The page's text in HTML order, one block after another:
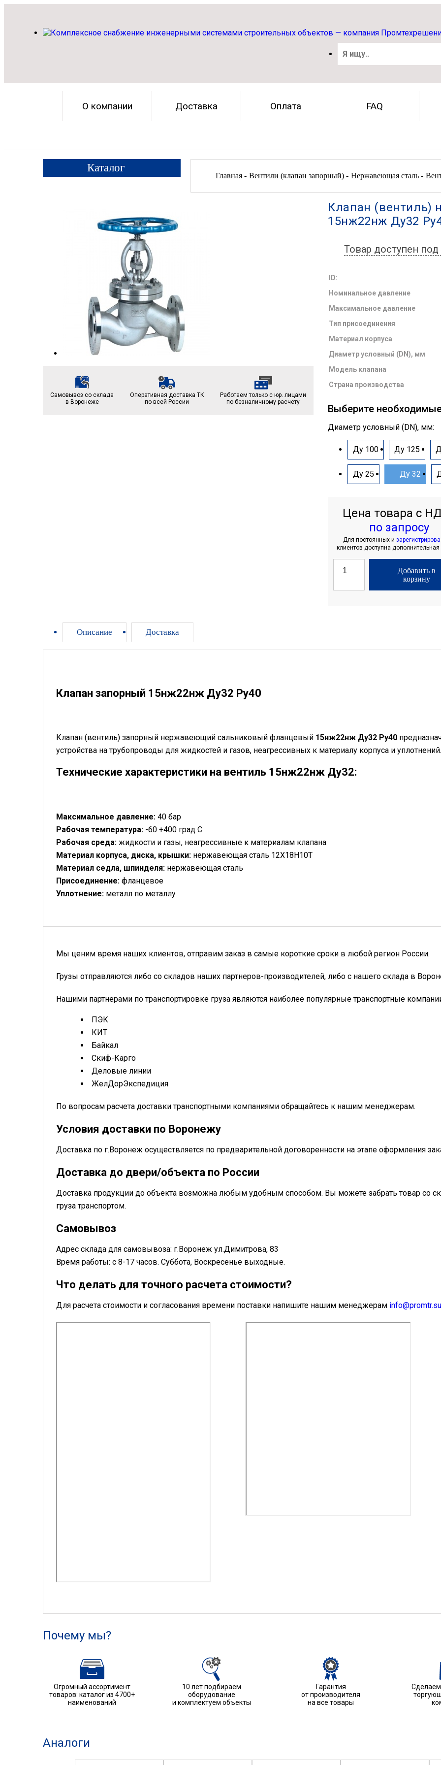
О компании Доставка Оплата FAQ
Каталог
Главная - Вентили (клапан запорный) - Нержавеющая сталь -
Самовывоз со склада
в Воронеже
Оперативная доставка ТК
по всей России
Работаем только с юр. лицами
по безналичному расчету
Клапан
15нж22нж Ду32
Товар доступен под
ID:
Номинальное давление
Максимальное давление
Тип присоединения
Материал корпуса
Диаметр условный (DN), мм
Модель клапана
Страна производства
Выберите
Диаметр условный (DN), мм:
Ду 100 Ду 125
Ду 25 Ду 32
Цена товара с
по запросу
Для постоянных и
клиентов доступна дополнительная
Добавить в
корзину
Описание Доставка
Клапан запорный 15нж22нж Ду32 Ру40
Клапан (вентиль) запорный нержавеющий сальниковый фланцевый 15нж22нж Ду32 Ру40
устройства на трубопроводы для жидкостей и газов, неагрессивных к материалу корпуса и уплотнений.
Технические характеристики на вентиль 15нж22нж Ду32:
Максимальное давление: 40 бар
Рабочая температура: -60 +400 град С
Рабочая среда: жидкости и газы, неагрессивные к материалам клапана
Материал корпуса, диска, крышки: нержавеющая сталь 12Х18Н10Т
Материал седла, шпинделя: нержавеющая сталь
Присоединение: фланцевое
Уплотнение: металл по металлу
Мы ценим время наших клиентов, отправим заказ в самые короткие сроки в любой регион России.
Грузы отправляются либо со складов наших партнеров-производителей, либо с нашего склада в
Нашими партнерами по транспортировке груза являются наиболее популярные транспортные
ПЭК
КИТ
Байкал
Скиф-Карго
Деловые линии
ЖелДорЭкспедиция
По вопросам расчета доставки транспортными компаниями обращайтесь к нашим менеджерам.
Условия доставки по Воронежу
Доставка по г.Воронеж осуществляется по предварительной договоренности на этапе оформления
Доставка до двери/объекта по России
Доставка продукции до объекта возможна любым удобным способом. Вы можете забрать товар со
груза транспортом.
Самовывоз
Адрес склада для самовывоза: г.Воронеж ул.Димитрова, 83
Время работы: с 8-17 часов. Суббота, Воскресенье выходные.
Что делать для точного расчета стоимости?
Для расчета стоимости и согласования времени поставки напишите нашим менеджерам info@promtr.su
Почему мы?
Огромный ассортимент
товаров: каталог из 4700+
наименований
10 лет подбираем
оборудование
и комплектуем объекты
Гарантия
от производителя
на все товары
Сделаем
Аналоги